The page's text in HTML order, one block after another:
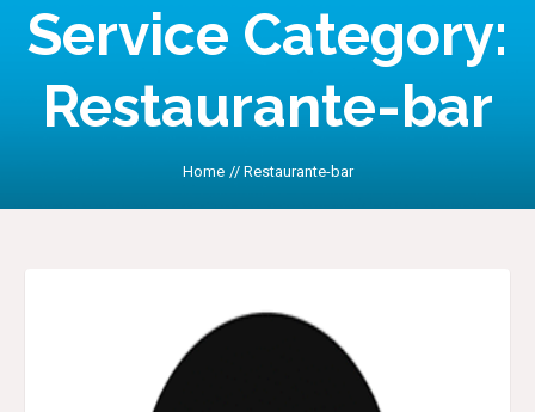
Service Category:
Restaurante-bar
Home // Restaurante-bar